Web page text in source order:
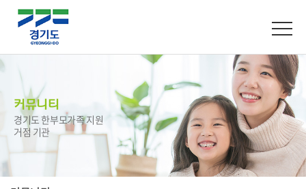
커뮤니티
경기도 한부모가족 지원
거점 기관